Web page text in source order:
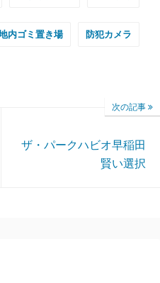
内ゴミ置き場 防犯カメラ
次の記事
ザ・パークハビオ早稲田
賢い選択